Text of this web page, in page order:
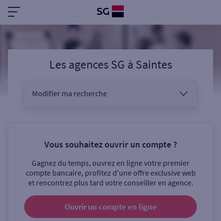
Les agences SG à Saintes
Modifier ma recherche
Sélectionnez votre recherche
Ouverte le samedi
Vous souhaitez ouvrir un compte ?
Gagnez du temps, ouvrez en ligne votre premier
compte bancaire, profitez d'une offre exclusive web
et rencontrez plus tard votre conseiller en agence.
Ouvrir un compte en ligne